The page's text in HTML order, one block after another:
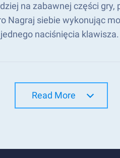
na zabawnej części
Nagraj siebie wykonując
naciśnięcia klawisza.
Read More